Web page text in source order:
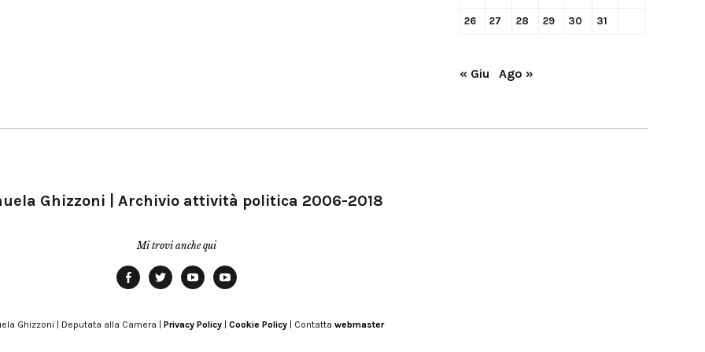
26 27 28 29 30 31
« Giu Ago »
Ghizzoni | Archivio attività politica 2006-2018
Mi trovi anche qui
Modena
Ghizzoni | Deputata alla Camera | Privacy Policy Cookie Policy | Contatta webmaster